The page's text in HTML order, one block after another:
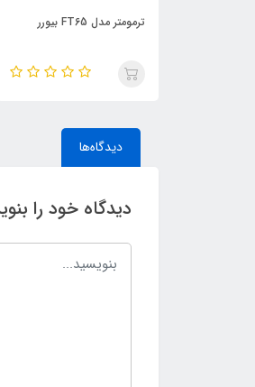
ترمومتر مدل FT65 بیورر
دیدگاه‌ها
دیدگاه خود را